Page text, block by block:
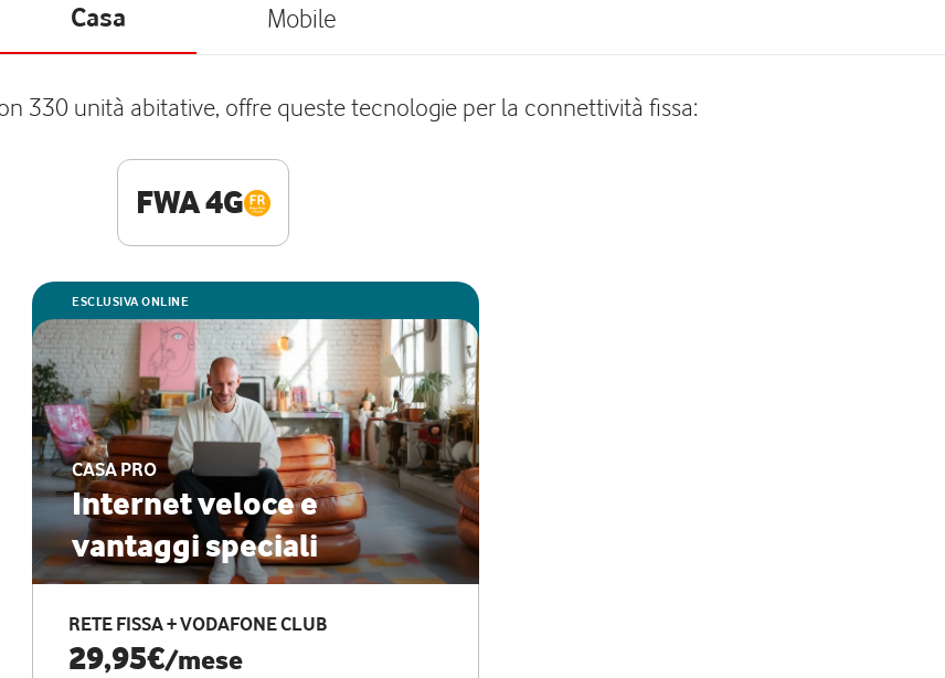
Casa Mobile
330 unità abitative, offre queste tecnologie per la connettività fissa:
FWA 4G
ESCLUSIVA ONLINE
CASA PRO
Internet veloce e
vantaggi speciali
RETE FISSA + VODAFONE CLUB
29,95€/mese